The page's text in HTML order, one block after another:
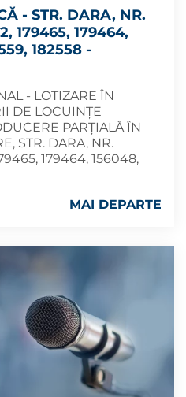
- STR. DARA, NR.
179465, 179464,
182558 -
- LOTIZARE ÎN
DE LOCUINȚE
PARȚIALĂ ÎN
STR. DARA, NR.
179464, 156048,
MAI DEPARTE